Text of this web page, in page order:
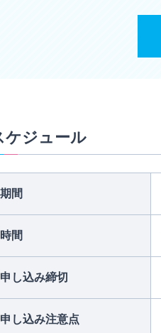
ケジュール
期間
時間
申し込み締切
申し込み注意点